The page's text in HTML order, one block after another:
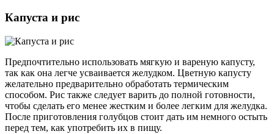
Капуста и рис
Предпочтительно использовать мягкую и вареную капусту,
так как она легче усваивается желудком. Цветную капусту
желательно предварительно обработать термическим
способом. Рис также следует варить до полной готовности,
чтобы сделать его менее жестким и более легким для желудка.
После приготовления голубцов стоит дать им немного остыть
перед тем, как употребить их в пищу.